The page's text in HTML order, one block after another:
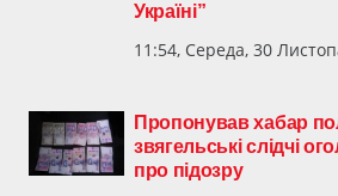
Україні”
11:54, Середа, 30
Пропонував хабар
звягельські слідчі
про підозру